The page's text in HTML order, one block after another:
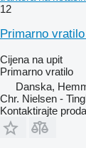
12
Primarno
Cijena na upit
Primarno vratilo
Danska,
Chr. Nielsen -
Kontaktirajte